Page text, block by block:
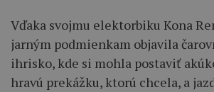
Vďaka svojmu elektorbiku Kona
jarným podmienkam objavila
ihrisko, kde si mohla postaviť
hravú prekážku, ktorú chcela, a